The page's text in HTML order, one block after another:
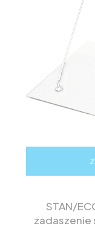
STAN/
zadaszenie